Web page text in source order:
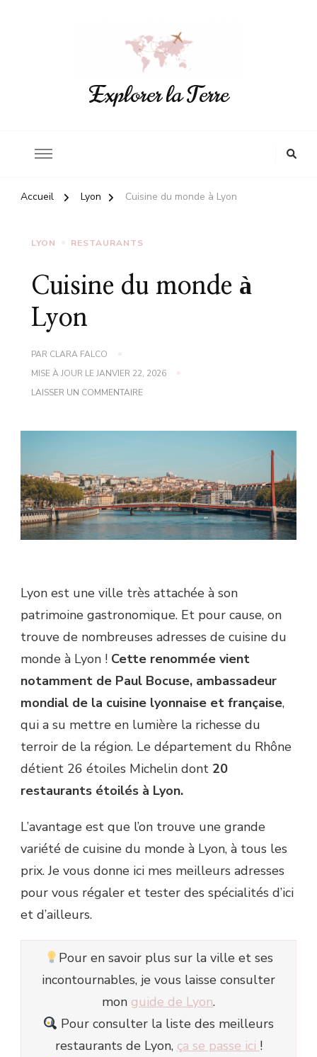
Explorer la Terre
Accueil Lyon Cuisine du monde à Lyon
LYON RESTAURANTS
Cuisine du monde à
Lyon
PAR CLARA FALCO
MISE À JOUR LEJANVIER 22, 2026
LAISSER UN COMMENTAIRESUR
Lyon est une ville très attachée à son
patrimoine gastronomique. Et pour cause, on
trouve de nombreuses adresses de cuisine du
monde à Lyon ! Cette renommée vient
notamment de Paul Bocuse, ambassadeur
mondial de la cuisine lyonnaise et française,
qui a su mettre en lumière la richesse du
terroir de la région. Le département du Rhône
détient 26 étoiles Michelin dont 20
restaurants étoilés à Lyon.
L’avantage est que l’on trouve une grande
variété de cuisine du monde à Lyon, à tous les
prix. Je vous donne ici mes meilleurs adresses
pour vous régaler et tester des spécialités d’ici
et d’ailleurs.
Pour en savoir plus sur la ville et ses
incontournables, je vous laisse consulter
mon guide de Lyon.
Pour consulter la liste des meilleurs
restaurants de Lyon, ça se passe ici !